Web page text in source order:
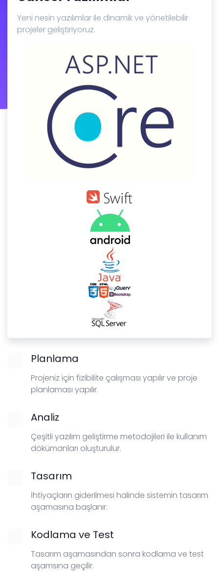
Yeni nesin yazılımlar ile dinamik ve yönetilebilir
projeler geliştiriyoruz.
Planlama
Projeniz için fizibilite çalışması yapılır ve proje
planlaması yapılır.
Analiz
Çeşitli yazılım geliştirme metodojileri ile kullanım
dökümanları oluşturulur.
Tasarım
İhtiyaçların giderilmesi halinde sistemin tasarım
aşamasına başlanır.
Kodlama ve Test
Tasarım aşamasından sonra kodlama ve test
aşamsına geçilir.